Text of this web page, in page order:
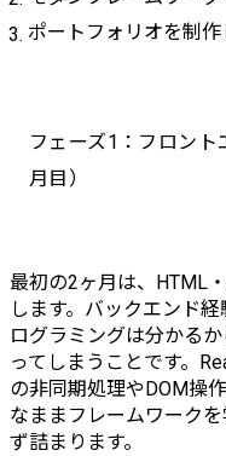
ポートフォリオを制
フェーズ1：フロン
月目）
最初の2ヶ月は、HTML
します。バックエンド
ログラミングは分かる
ってしまうことです。
の非同期処理やDOM操
なままフレームワーク
ず詰まります。